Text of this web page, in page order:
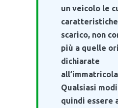
un veicolo le
scarico, non
più a quelle
dichiarate
Qualsiasi
quindi essere